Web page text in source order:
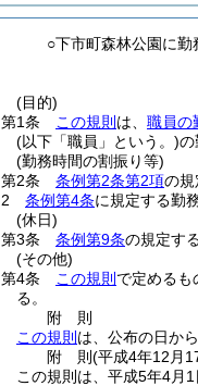
○下市町森林公園に勤
(目的)
第1条
この規則 は、 職員の
(以下「職員」という。)の
(勤務時間の割振り等)
第2条
条例第2条第2項の規
2
条例第4条に規定する勤
(休日)
第3条
条例第9条の規定す
(その他)
第4条
この規則 で定めるも
る。
附 則
この規則 は、公布の日か
附 則(平成4年12月
この規則は、平成5年4月1